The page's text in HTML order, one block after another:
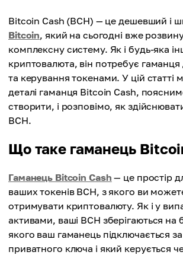
Bitcoin Cash (BCH) — це дешевший і
Bitcoin, який на сьогодні вже
комплексну систему. Як і будь-яка
криптовалюта, він потребує гаманця
та керування токенами. У цій статті
деталі гаманця Bitcoin Cash,
створити, і розповімо, як
BCH.
Що таке гаманець
Гаманець Bitcoin Cash — це простір
ваших токенів BCH, з якого ви
отримувати криптовалюту. Як і у
активами, ваші BCH зберігаються на
якого ваш гаманець підключається
приватного ключа і який керується